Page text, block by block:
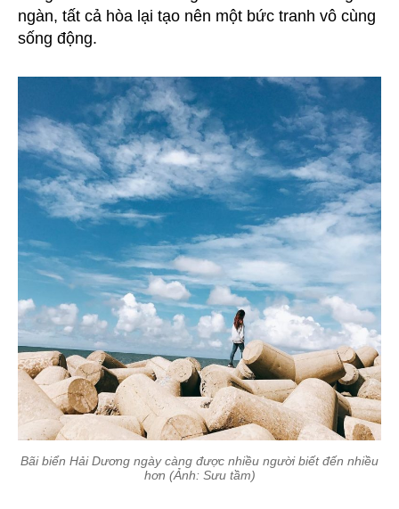
ngàn, tất cả hòa lại tạo nên một bức tranh vô cùng
sống động.
Bãi biển Hải Dương ngày càng được nhiều người biết đến nhiều
hơn (Ảnh: Sưu tầm)